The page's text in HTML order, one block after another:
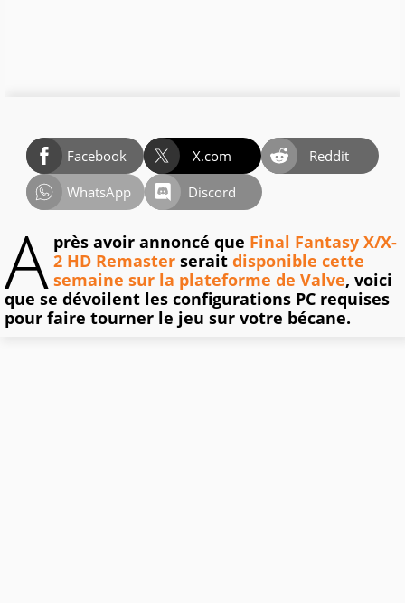
Facebook X.com
Reddit
WhatsApp
Discord
A près avoir annoncé que Final Fantasy X/X-
2 HD Remaster serait disponible cette
semaine sur la plateforme de Valve, voici
que se dévoilent les configurations PC requises
pour faire tourner le jeu sur votre bécane.